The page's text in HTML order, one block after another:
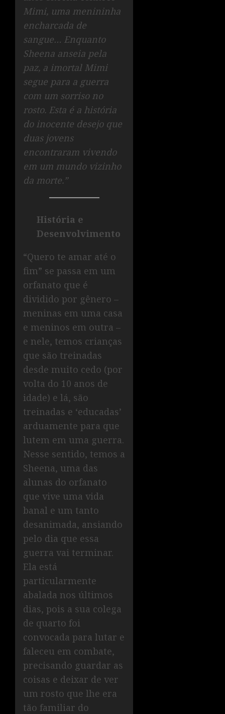
Mimi, uma menininha
encharcada de
sangue… Enquanto
Sheena anseia pela
paz, a imortal Mimi
segue para a guerra
com um sorriso no
rosto. Esta é a história
do inocente desejo que
duas jovens
encontraram vivendo
em um mundo vizinho
da morte.”
História e
Desenvolvimento
“Quero te amar até o
fim” se passa em um
orfanato que é
dividido por gênero –
meninas em uma casa
e meninos em outra –
e nele, temos crianças
que são treinadas
desde muito cedo (por
volta do 10 anos de
idade) e lá, são
treinadas e ‘educadas’
arduamente para que
lutem em uma guerra.
Nesse sentido, temos a
Sheena, uma das
alunas do orfanato
que vive uma vida
banal e um tanto
desanimada, ansiando
pelo dia que essa
guerra vai terminar.
Ela está
particularmente
abalada nos últimos
dias, pois a sua colega
de quarto foi
convocada para lutar e
faleceu em combate,
precisando guardar as
coisas e deixar de ver
um rosto que lhe era
tão familiar do